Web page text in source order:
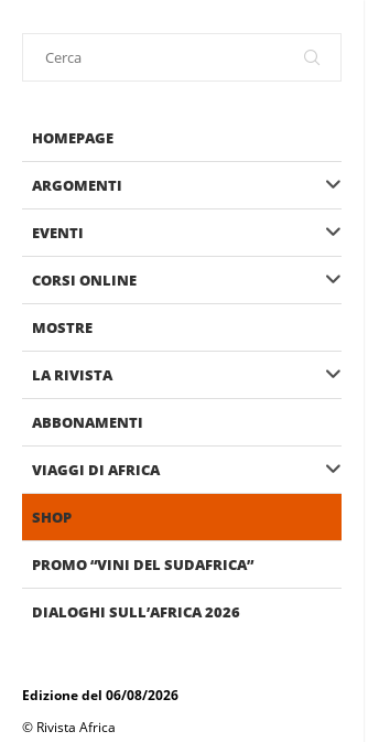
HOMEPAGE
ARGOMENTI
EVENTI
CORSI ONLINE
MOSTRE
LA RIVISTA
ABBONAMENTI
VIAGGI DI AFRICA
SHOP
PROMO “VINI DEL SUDAFRICA”
DIALOGHI SULL’AFRICA 2026
Edizione del 06/08/2026
© Rivista Africa